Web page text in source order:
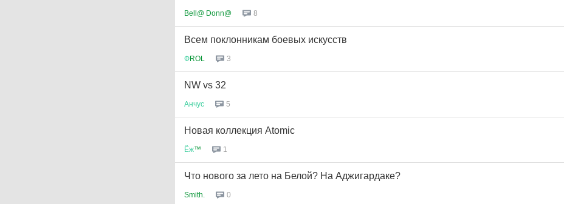
Bell@ Donn@ 8
Всем поклонникам боевых искусств
ФROL 3
NW vs 32
Анчус 5
Новая коллекция Atomic
Ёж™ 1
Что нового за лето на Белой? На Аджигардаке?
Smith. 0